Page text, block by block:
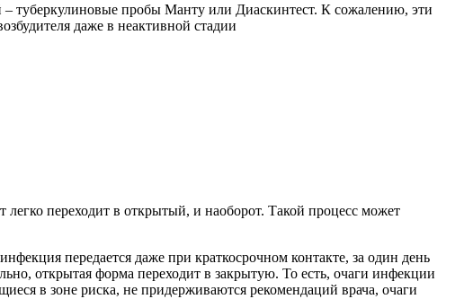
– туберкулиновые пробы Манту или Диаскинтест. К сожалению, эти
даже в неактивной стадии
переходит в открытый, и наоборот. Такой процесс может
передается даже при краткосрочном контакте, за один день
открытая форма переходит в закрытую. То есть, очаги инфекции
в зоне риска, не придерживаются рекомендаций врача, очаги